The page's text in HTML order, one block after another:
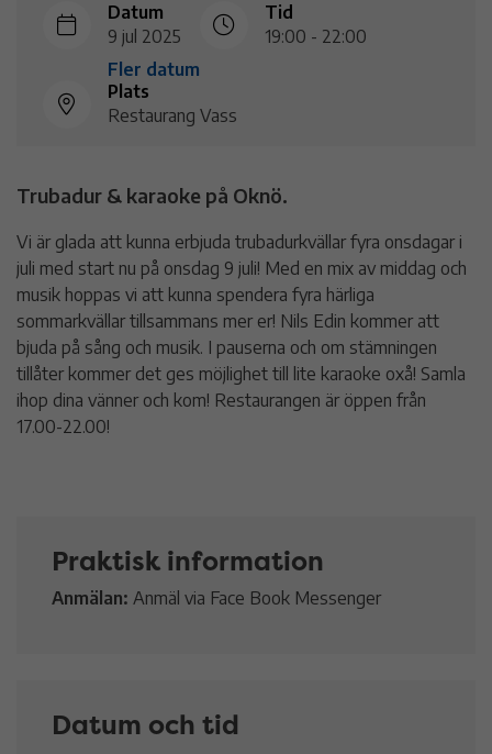
Datum
9 jul 2025
Fler datum
Tid
19:00 - 22:00
Plats
Restaurang Vass
Trubadur & karaoke på Oknö.
Vi är glada att kunna erbjuda trubadurkvällar fyra onsdagar i
juli med start nu på onsdag 9 juli! Med en mix av middag och
musik hoppas vi att kunna spendera fyra härliga
sommarkvällar tillsammans mer er! Nils Edin kommer att
bjuda på sång och musik. I pauserna och om stämningen
tillåter kommer det ges möjlighet till lite karaoke oxå! Samla
ihop dina vänner och kom! Restaurangen är öppen från
17.00-22.00!
Praktisk information
Anmälan: Anmäl via Face Book Messenger
Datum och tid